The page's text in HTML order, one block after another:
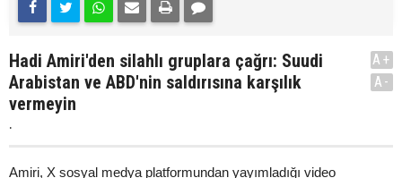
Hadi Amiri'den silahlı gruplara çağrı: Suudi
Arabistan ve ABD'nin saldırısına karşılık
vermeyin
.
A+
A-
Amiri, X sosyal medya platformundan yayımladığı video